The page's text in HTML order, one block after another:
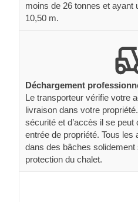
moins de 26 tonnes et ayant
10,50 m.
Déchargement
Le transporteur vérifie votre
livraison dans votre
sécurité et d’accès il se
entrée de propriété. Tous les
dans des bâches
protection du chalet.